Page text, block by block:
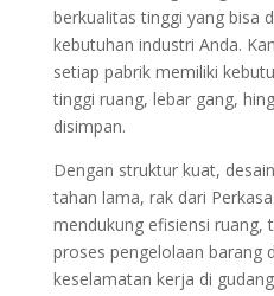
berkualitas tinggi yang bisa
kebutuhan industri Anda.
setiap pabrik memiliki
tinggi ruang, lebar gang,
disimpan.
Dengan struktur kuat,
tahan lama, rak dari
mendukung efisiensi
proses pengelolaan barang
keselamatan kerja di